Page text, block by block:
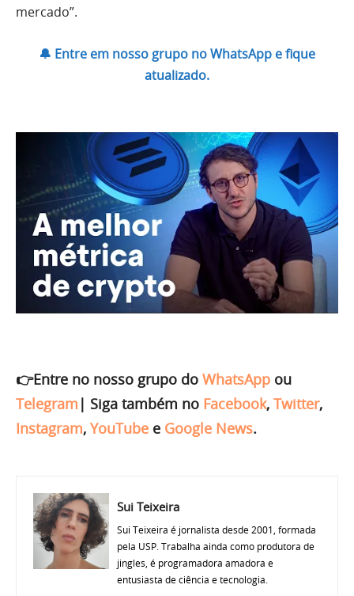
mercado”.
🔔 Entre em nosso grupo no WhatsApp e fique
atualizado.
👉Entre no nosso grupo do WhatsApp ou
Telegram | Siga também no Facebook, Twitter,
Instagram, YouTube e Google News.
Sui Teixeira
Sui Teixeira é jornalista desde 2001, formada
pela USP. Trabalha ainda como produtora de
jingles, é programadora amadora e
entusiasta de ciência e tecnologia.